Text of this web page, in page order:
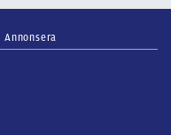
Annonsera